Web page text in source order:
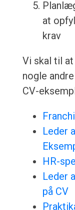
at
krav
Vi skal til
nogle
CV-
Leder
HR-
Leder
på CV